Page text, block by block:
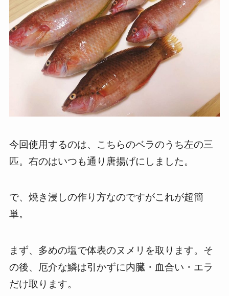
今回使用するのは、こちらのベラのうち左の三
匹。右のはいつも通り唐揚げにしました。
で、焼き浸しの作り方なのですがこれが超簡
単。
まず、多めの塩で体表のヌメリを取ります。そ
の後、厄介な鱗は引かずに内臓・血合い・エラ
だけ取ります。